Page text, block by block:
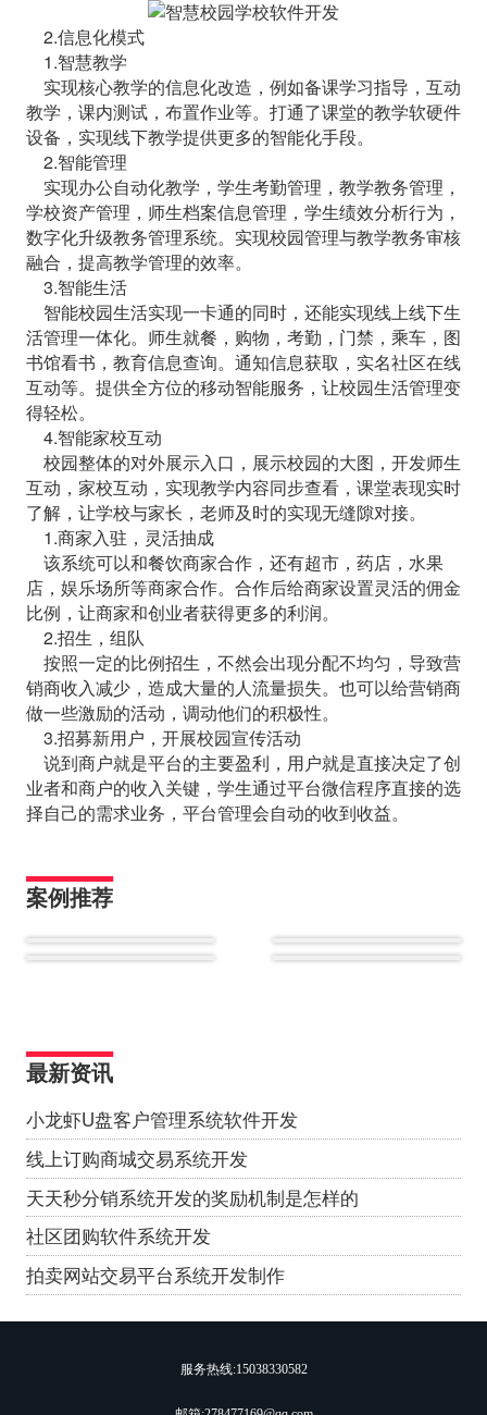
2.信息化模式
1.智慧教学
实现核心教学的信息化改造，例如备课学习指导，互动
教学，课内测试，布置作业等。打通了课堂的教学软硬件
设备，实现线下教学提供更多的智能化手段。
2.智能管理
实现办公自动化教学，学生考勤管理，教学教务管理，
学校资产管理，师生档案信息管理，学生绩效分析行为，
数字化升级教务管理系统。实现校园管理与教学教务审核
融合，提高教学管理的效率。
3.智能生活
智能校园生活实现一卡通的同时，还能实现线上线下生
活管理一体化。师生就餐，购物，考勤，门禁，乘车，图
书馆看书，教育信息查询。通知信息获取，实名社区在线
互动等。提供全方位的移动智能服务，让校园生活管理变
得轻松。
4.智能家校互动
校园整体的对外展示入口，展示校园的大图，开发师生
互动，家校互动，实现教学内容同步查看，课堂表现实时
了解，让学校与家长，老师及时的实现无缝隙对接。
1.商家入驻，灵活抽成
该系统可以和餐饮商家合作，还有超市，药店，水果
店，娱乐场所等商家合作。合作后给商家设置灵活的佣金
比例，让商家和创业者获得更多的利润。
2.招生，组队
按照一定的比例招生，不然会出现分配不均匀，导致营
销商收入减少，造成大量的人流量损失。也可以给营销商
做一些激励的活动，调动他们的积极性。
3.招募新用户，开展校园宣传活动
说到商户就是平台的主要盈利，用户就是直接决定了创
业者和商户的收入关键，学生通过平台微信程序直接的选
择自己的需求业务，平台管理会自动的收到收益。
案例推荐
最新资讯
小龙虾U盘客户管理系统软件开发
线上订购商城交易系统开发
天天秒分销系统开发的奖励机制是怎样的
社区团购软件系统开发
拍卖网站交易平台系统开发制作
服务热线:15038330582